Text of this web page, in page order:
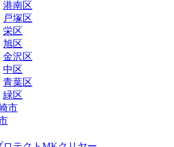
港南区
戸塚区
栄区
旭区
金沢区
中区
青葉区
緑区
市